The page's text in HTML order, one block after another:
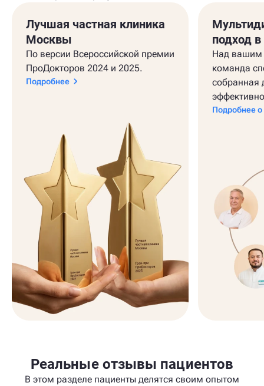
Лучшая частная клиника
Москвы
По версии Всероссийской премии
ПроДокторов 2024 и 2025.
Подробнее
подход
Над вашим
команда
собранная
Подробнее о
Реальные отзывы пациентов
В этом разделе пациенты делятся своим опытом